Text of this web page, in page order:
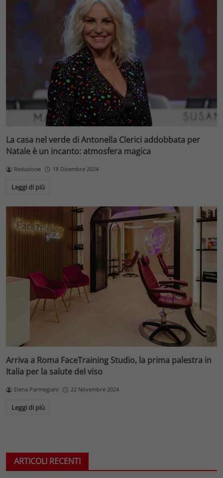
La casa nel verde di Antonella Clerici addobbata per
Natale è un incanto: atmosfera magica
Redazione 18 Dicembre 2024
Leggi di più
Arriva a Roma FaceTraining Studio, la prima palestra in
Italia per la salute del viso
Elena Parmegiani 22 Novembre 2024
Leggi di più
ARTICOLI RECENTI